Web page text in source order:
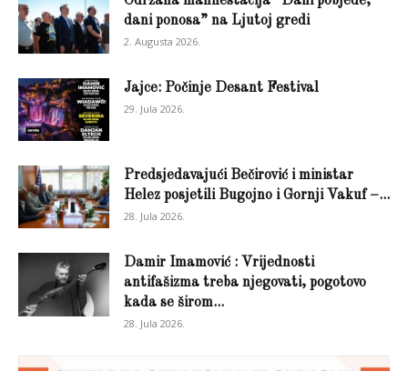
dani ponosa” na Ljutoj gredi
2. Augusta 2026.
Jajce: Počinje Desant Festival
29. Jula 2026.
Predsjedavajući Bečirović i ministar
Helez posjetili Bugojno i Gornji Vakuf –...
28. Jula 2026.
Damir Imamović : Vrijednosti
antifašizma treba njegovati, pogotovo
kada se širom...
28. Jula 2026.